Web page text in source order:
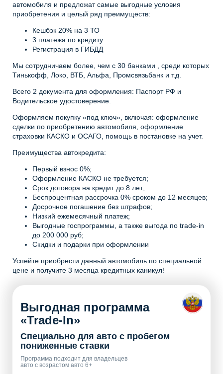
автомобиля и предложат самые выгодные условия
приобретения и целый ряд преимуществ:
Кешбэк 20% на 3 ТО
3 платежа по кредиту
Регистрация в ГИБДД
Мы сотрудничаем более, чем с 30 банками , среди которых
Тинькофф, Локо, ВТБ, Альфа, Промсвязьбанк и т.д.
Всего 2 документа для оформления: Паспорт РФ и
Водительское удостоверение.
Оформляем покупку «под ключ», включая: оформление
сделки по приобретению автомобиля, оформление
страховки КАСКО и ОСАГО, помощь в постановке на учет.
Преимущества автокредита:
Первый взнос 0%;
Оформление КАСКО не требуется;
Срок договора на кредит до 8 лет;
Беспроцентная рассрочка 0% сроком до 12 месяцев;
Досрочное погашение без штрафов;
Низкий ежемесячный платеж;
Выгодные госпрограммы, а также выгода по trade-in
до 200 000 руб;
Скидки и подарки при оформлении
Успейте приобрести данный автомобиль по специальной
цене и получите 3 месяца кредитных каникул!
Выгодная программа
«Trade-In»
Специально для авто с пробегом
пониженные ставки
Программа подходит для владельцев
авто с возрастом авто 6+